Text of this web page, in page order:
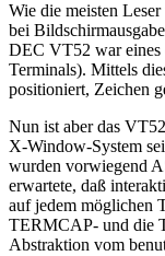
Wie die meisten
bei
DEC VT52 war eines
Terminals). Mittels
positioniert, Zeichen
Nun ist aber das
X-Window-System
wurden vorwiegend
erwartete, daß
auf jedem möglichen
TERMCAP- und die
Abstraktion vom